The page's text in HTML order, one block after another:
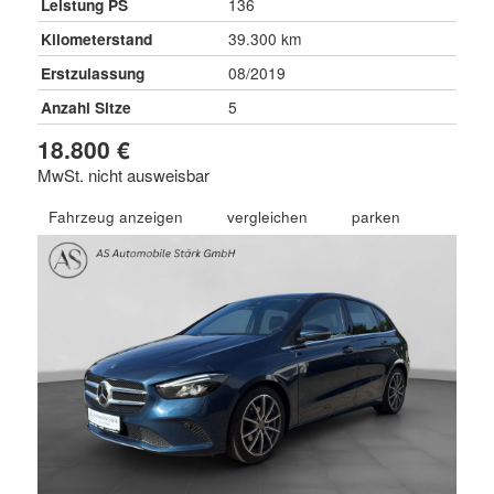
Leistung PS
136
Kilometerstand
39.300 km
Erstzulassung
08/2019
Anzahl Sitze
5
18.800 €
MwSt. nicht ausweisbar
Fahrzeug anzeigen vergleichen parken